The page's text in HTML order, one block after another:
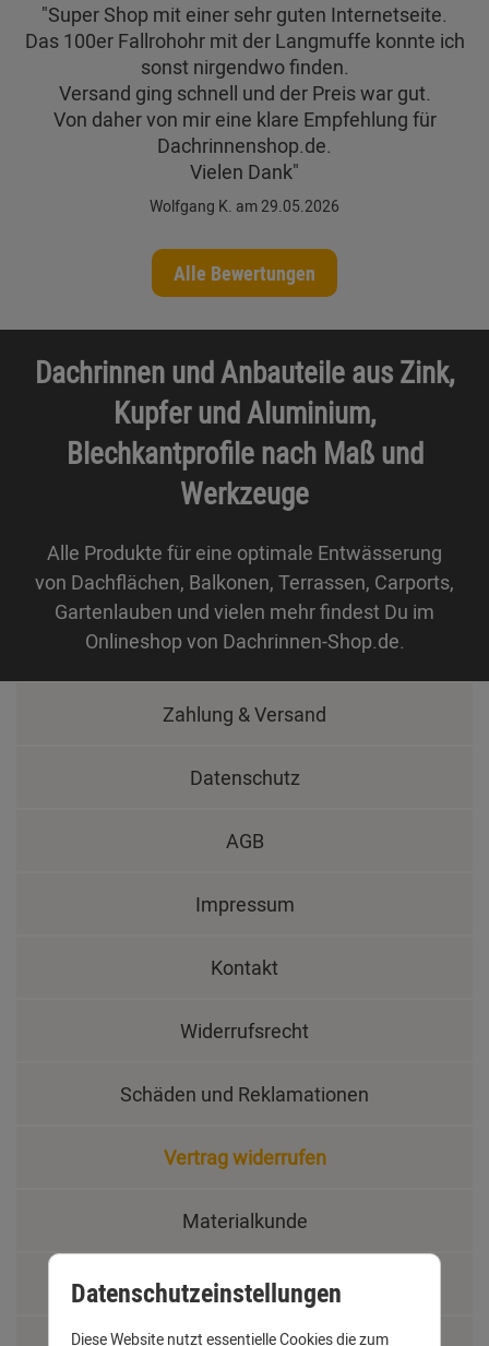
"Super Shop mit einer sehr guten Internetseite.
Das 100er Fallrohohr mit der Langmuffe konnte ich
sonst nirgendwo finden.
Versand ging schnell und der Preis war gut.
Von daher von mir eine klare Empfehlung für
Dachrinnenshop.de.
Vielen Dank"
Wolfgang K. am 29.05.2026
Alle Bewertungen
Dachrinnen und Anbauteile aus Zink,
Kupfer und Aluminium,
Blechkantprofile nach Maß und
Werkzeuge
Alle Produkte für eine optimale Entwässerung
von Dachflächen, Balkonen, Terrassen, Carports,
Gartenlauben und vielen mehr findest Du im
Onlineshop von Dachrinnen-Shop.de.
Zahlung & Versand
Datenschutz
AGB
Impressum
Kontakt
Widerrufsrecht
Schäden und Reklamationen
Vertrag widerrufen
Materialkunde
Fachbegriffe
Datenschutzeinstellungen
Diese Website nutzt essentielle Cookies die zum